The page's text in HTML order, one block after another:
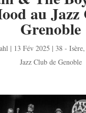
au
Grenoble
| 13 Fév 2025 | 38 - Isère
Jazz Club de Genoble